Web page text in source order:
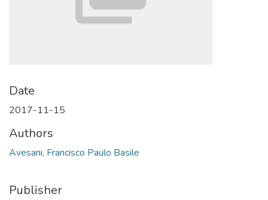
Date
2017-11-15
Authors
Avesani, Francisco Paulo Basile
Publisher